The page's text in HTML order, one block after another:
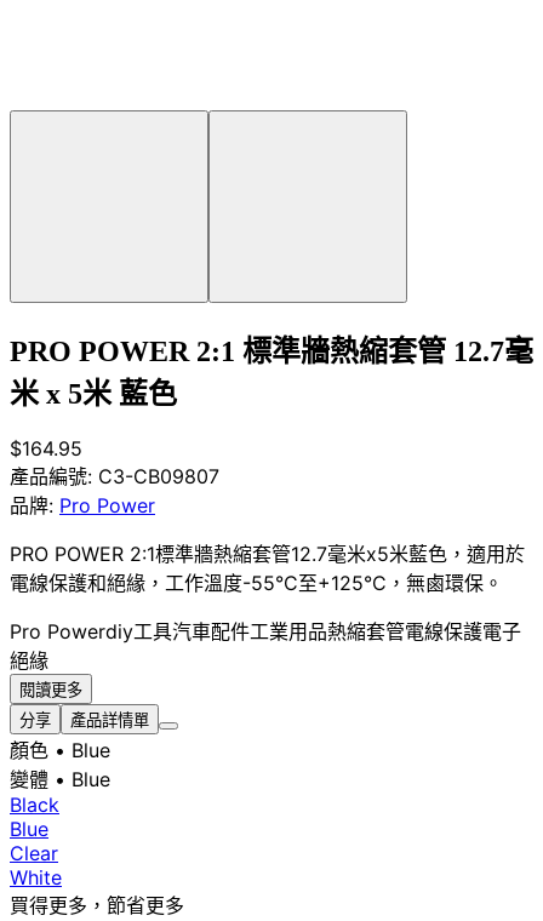
PRO POWER 2:1 標準牆熱縮套管 12.7毫
米 x 5米 藍色
$164.95
產品編號: C3-CB09807
品牌: Pro Power
PRO POWER 2:1標準牆熱縮套管12.7毫米x5米藍色，適用於
電線保護和絕緣，工作溫度-55°C至+125°C，無鹵環保。
Pro Powerdiy工具汽車配件工業用品熱縮套管電線保護電子
絕緣
閱讀更多
分享
產品詳情單
顏色 • Blue
變體 • Blue
Black
Blue
Clear
White
買得更多，節省更多